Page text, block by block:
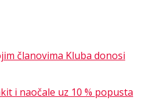
članovima Kluba donosi
i naočale uz 10 % popusta